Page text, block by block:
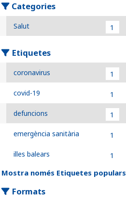
Categories
Salut 1
Etiquetes
coronavirus 1
covid-19 1
defuncions 1
emergència sanitària 1
illes balears
1
Mostra només Etiquetes populars
Formats